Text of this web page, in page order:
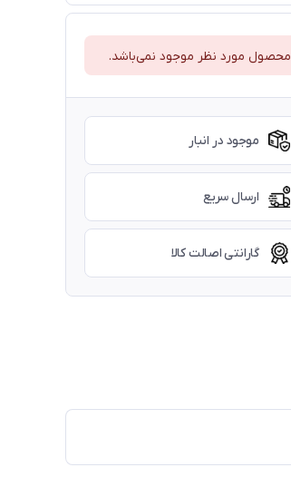
محصول مورد نظر موجود نمی‌باشد.
موجود در انبار
ارسال سریع
گارانتی اصالت کالا